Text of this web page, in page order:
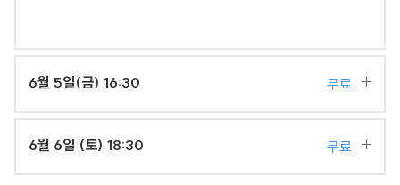
6월 5일(금) 16:30 무료
6월 6일 (토) 18:30 무료